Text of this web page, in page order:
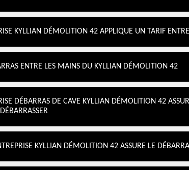
KYLLIAN DÉMOLITION 42 APPLIQUE UN TARIF
ENTRE LES MAINS DU KYLLIAN DÉMOLITION 42
DÉBARRAS DE CAVE KYLLIAN DÉMOLITION 42
KYLLIAN DÉMOLITION 42 ASSURE LE